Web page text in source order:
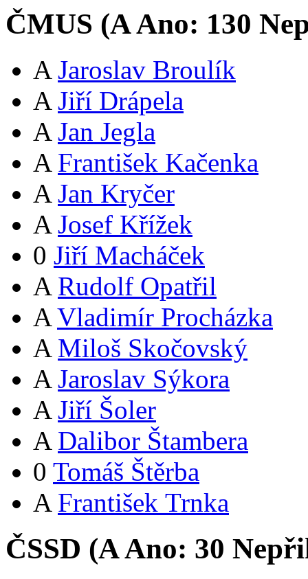
ČMUS (AAno: 130
A Jaroslav Broulík
A Jiří Drápela
A Jan Jegla
A František Kačenka
A Jan Kryčer
A Josef Křížek
0 Jiří Macháček
A Rudolf Opatřil
A Vladimír Procházka
A Miloš Skočovský
A Jaroslav Sýkora
A Jiří Šoler
A Dalibor Štambera
0 Tomáš Štěrba
A František Trnka
ČSSD (AAno: 30